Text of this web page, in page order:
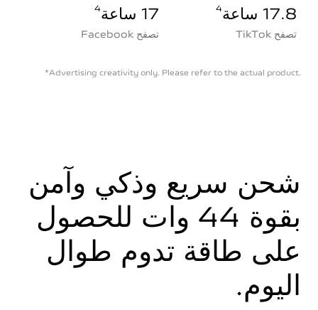
17 ساعة 4
تصفح Facebook
17.8 ساعة 4
تصفح TikTok
*Advertising creativity only. Please refer to the actual product.
شحن سريع وذكي وآمن
بقوة 44 وات للحصول
على طاقة تدوم طوال
اليوم.